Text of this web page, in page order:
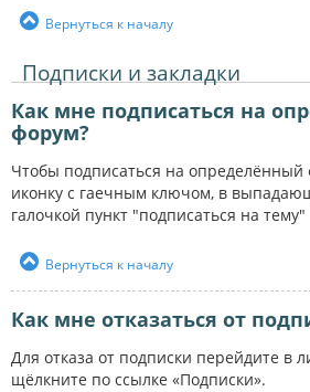
Вернуться к началу
Подписки и закладки
Как мне подписаться на
форум?
Чтобы подписаться на
иконку с гаечным ключом, в
галочкой пункт "подписаться на тему"
Вернуться к началу
Как мне отказаться от
Для отказа от подписки перейдите в
щёлкните по ссылке «Подписки».